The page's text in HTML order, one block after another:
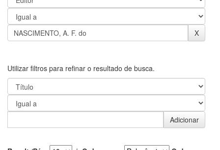
Utilizar filtros para refinar o resultado de busca.